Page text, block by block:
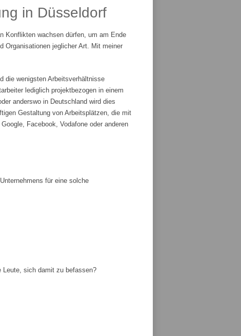
in Düsseldorf
Konflikten wachsen dürfen, um am Ende
Organisationen jeglicher Art. Mit meiner
die wenigsten Arbeitsverhältnisse
lediglich projektbezogen in einem
anderswo in Deutschland wird dies
Gestaltung von Arbeitsplätzen, die mit
Facebook, Vodafone oder anderen
für eine solche
Leute, sich damit zu befassen?